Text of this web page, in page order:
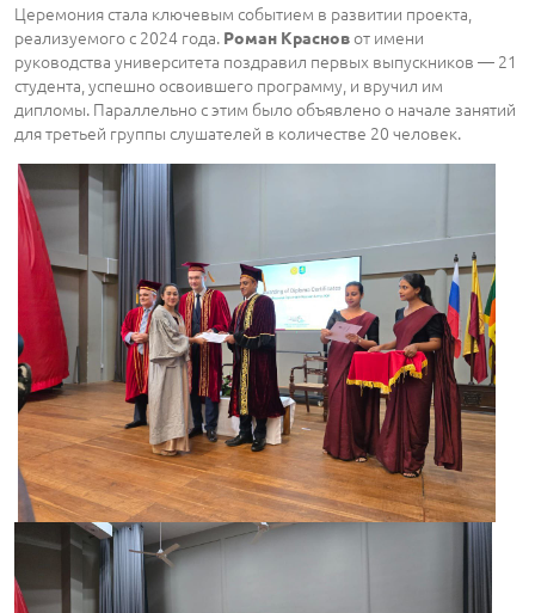
Церемония стала ключевым событием в развитии проекта,
реализуемого с 2024 года. Роман Красновот имени
руководства университета поздравил первых выпускников — 21
студента, успешно освоившего программу, и вручил им
дипломы. Параллельно с этим было объявлено о начале занятий
для третьей группы слушателей в количестве 20 человек.